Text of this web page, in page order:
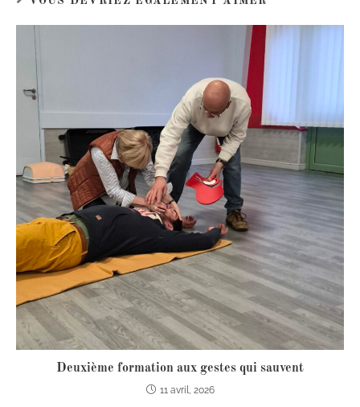
Deuxième formation aux gestes qui sauvent
11 avril, 2026